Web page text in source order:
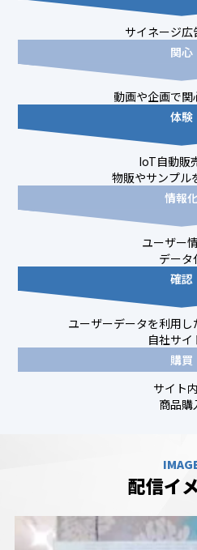
サイネージ広
関心
動画や企画で関
体験
IoT自動販
物販やサンプル
情報
ユーザー
データ
確認
ユーザーデータを利用
自社サイ
購買
サイト
商品購
配信イ